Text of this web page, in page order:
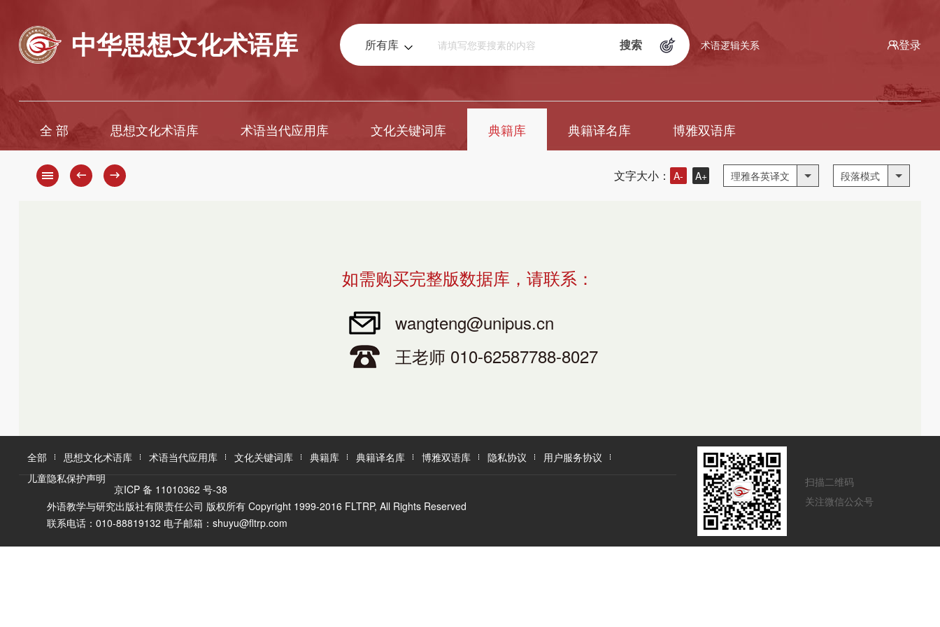
中华思想文化术语库 所有库 搜索 术语逻辑关系 登录
全 部 思想文化术语库 术语当代应用库 文化关键词库 典籍库 典籍译名库 博雅双语库
← → 段落模式
文字大小： A- A+ 理雅各英译文
如需购买完整版数据库，请联系：
wangteng@unipus.cn
王老师 010-62587788-8027
全部 思想文化术语库 术语当代应用库 文化关键词库 典籍库 典籍译名库 博雅双语库 隐私协议
用户服务协议
儿童隐私保护声明
京ICP 备 11010362 号-38
外语教学与研究出版社有限责任公司 版权所有 Copyright 1999-2016 FLTRP, All Rights Reserved
联系电话：010-88819132 电子邮箱：shuyu@fltrp.com
扫描二维码
关注微信公众号